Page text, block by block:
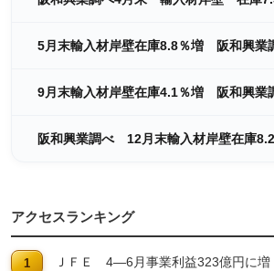
5月末輸入材岸壁在庫8.8％増 阪和興業
9月末輸入材岸壁在庫4.1％増 阪和興業
阪和興業調べ 12月末輸入材岸壁在庫
アクセスランキング
ＪＦＥ 4―6月事業利益323億円に